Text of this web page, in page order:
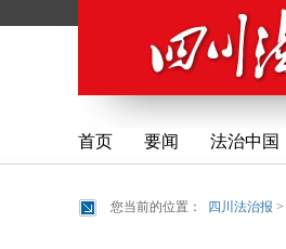
首页 要闻 法治中国
您当前的位置： 四川法治报 >